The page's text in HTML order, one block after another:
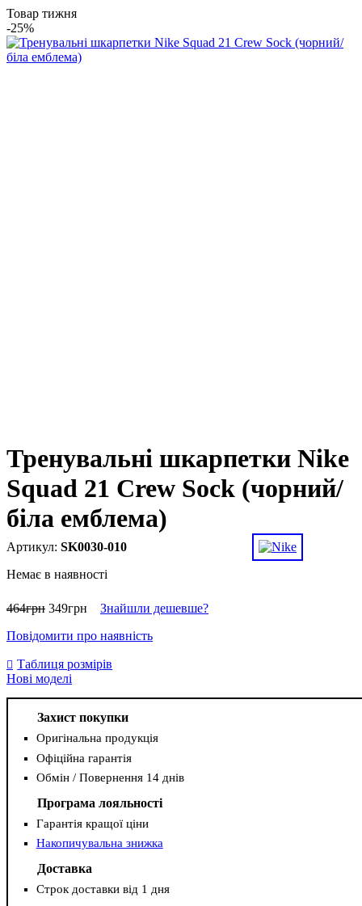
Товар тижня
-25%
Тренувальні шкарпетки Nike
Squad 21 Crew Sock (чорний/
біла емблема)
SK0030-010
Немає в наявності
464грн 349грн
Знайшли дешевше?
Повідомити про наявність
Таблиця розмірів
Нові моделі
Захист покупки
Оригінальна продукція
Офіційна гарантія
Обмін / Повернення 14 днів
Програма лояльності
Гарантія кращої ціни
Накопичувальна знижка
Доставка
Строк доставки від 1 дня